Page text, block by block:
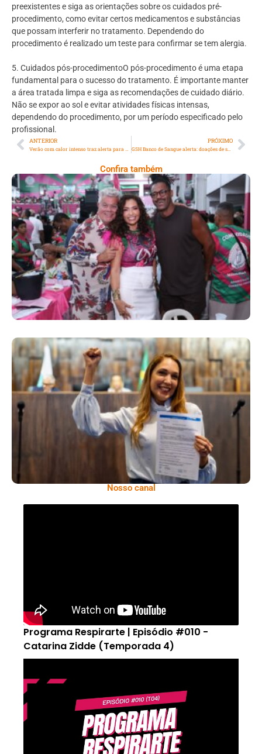
preexistentes e siga as orientações sobre os cuidados pré-
procedimento, como evitar certos medicamentos e substâncias
que possam interferir no tratamento. Dependendo do
procedimento é realizado um teste para confirmar se tem alergia.
5. Cuidados pós-procedimentoO pós-procedimento é uma etapa
fundamental para o sucesso do tratamento. É importante manter
a área tratada limpa e siga as recomendações de cuidado diário.
Não se expor ao sol e evitar atividades físicas intensas,
dependendo do procedimento, por um período especificado pelo
profissional.
ANTERIOR PRÓXIMO
GSH Banco de Sangue alerta: doações de sangue em queda
Confira também
Comunidade Mangueirense Solta A Voz E
Classifca O Samba 3 Para A Próxima Fase
Projeto Aprovado Na Alerj Fortalece
Resposta Do SUS Antes Do Período De
Maior Risco Da Dengue
Nosso canal
Programa Respirarte | Episódio #010 -
Catarina Zidde (Temporada 4)